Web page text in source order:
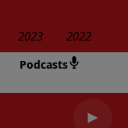
Podcasts
2023 2022